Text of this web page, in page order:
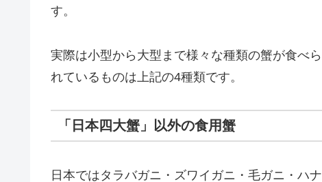
す。
実際は小型から大型まで様々な種類の蟹が食べ
れているものは上記の4種類です。
「日本四大蟹」以外の食用蟹
日本ではタラバガニ・ズワイガニ・毛ガニ・ハ